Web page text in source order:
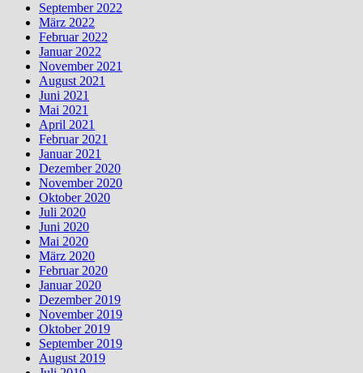
September 2022
März 2022
Februar 2022
Januar 2022
November 2021
August 2021
Juni 2021
Mai 2021
April 2021
Februar 2021
Januar 2021
Dezember 2020
November 2020
Oktober 2020
Juli 2020
Juni 2020
Mai 2020
März 2020
Februar 2020
Januar 2020
Dezember 2019
November 2019
Oktober 2019
September 2019
August 2019